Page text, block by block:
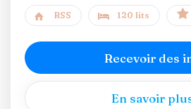
RSS 120 lits
Recevoir des
En savoir